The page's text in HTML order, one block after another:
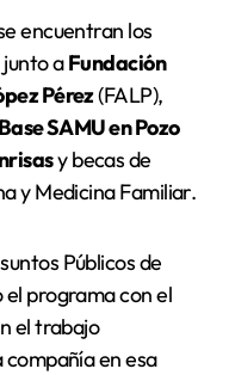
encuentran los
aFundación
Pérez(FALP),
Base SAMU en Pozo
y becas de
y Medicina Familiar.
Públicos de
el programa con el
el trabajo
en esa